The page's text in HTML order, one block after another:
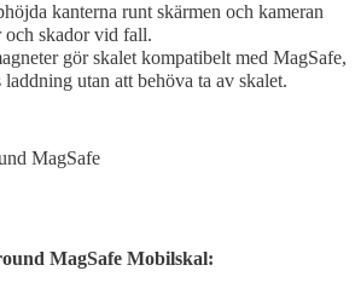
kanterna runt skärmen och kameran
skador vid fall.
gör skalet kompatibelt med MagSafe,
utan att behöva ta av skalet.
MagSafe
MagSafe Mobilskal: